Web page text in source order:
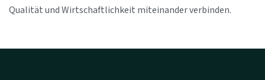
Qualität und Wirtschaftlichkeit miteinander verbinden.